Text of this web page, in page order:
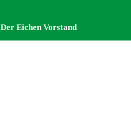
Der Eichen Vorstand
Der Eichen Vorstand